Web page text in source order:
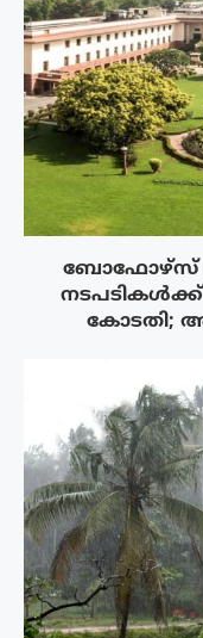
ബോഫോഴ്‌സ്
കോടതി;